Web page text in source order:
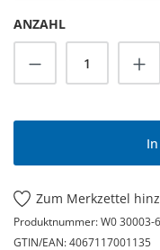
ANZAHL
Produkt
Zum Merkzettel
Produktnummer:W0 30003-
GTIN/EAN:4067117001135